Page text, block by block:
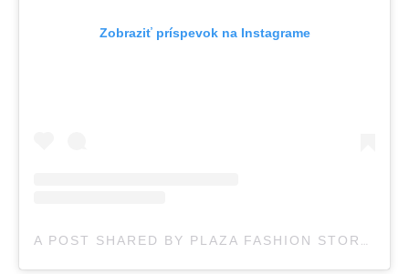
Zobraziť príspevok na Instagrame
A POST SHARED BY PLAZA FASHION STORE (@PLAZA_FASHIONSTORE)